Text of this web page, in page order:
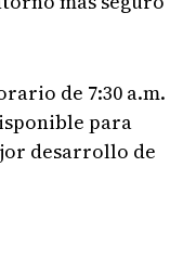
de 7:30 a.m.
para
desarrollo de